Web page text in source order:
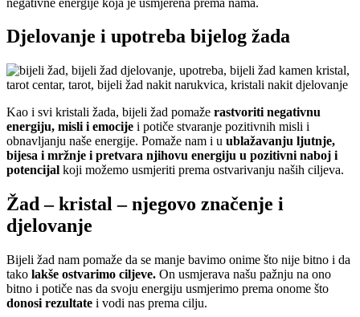
Djelovanje i upotreba bijelog žada
Kao i svi kristali žada, bijeli žad pomaže rastvoriti negativnu
energiju, misli i emocije i potiče stvaranje pozitivnih misli i
obnavljanju naše energije. Pomaže nam i u ublažavanju ljutnje,
bijesa i mržnje i pretvara njihovu energiju u pozitivni naboj i
potencijal koji možemo usmjeriti prema ostvarivanju naših ciljeva.
Žad – kristal – njegovo značenje i
djelovanje
Bijeli žad nam pomaže da se manje bavimo onime što nije bitno i da
tako lakše ostvarimo ciljeve. On usmjerava našu pažnju na ono
bitno i potiče nas da svoju energiju usmjerimo prema onome što
donosi rezultate i vodi nas prema cilju.